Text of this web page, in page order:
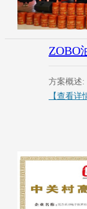
ZOBO
方案概述:
【查看详